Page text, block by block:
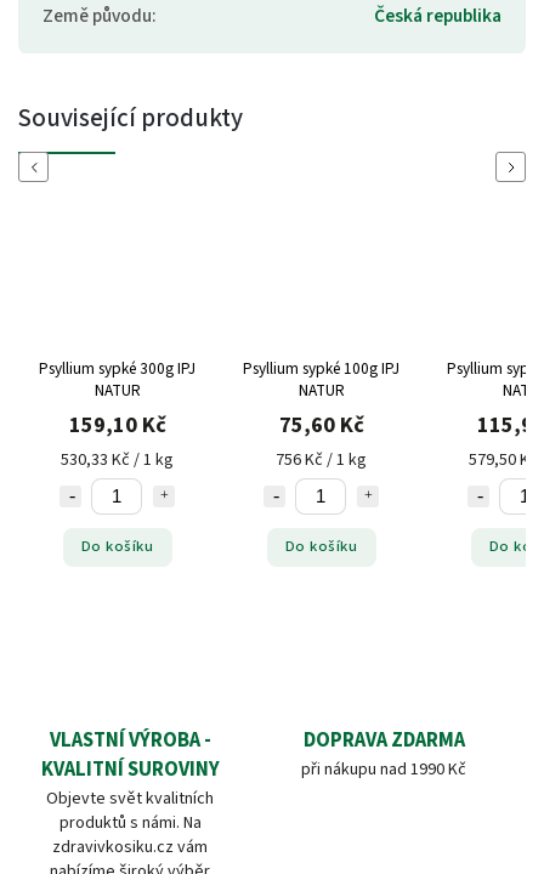
Země původu: Česká republika
Související produkty
Previous
Psyllium sypké 300g IPJ
NATUR
159,10 Kč
530,33 Kč / 1 kg
Do košíku
Psyllium sypké 100g IPJ
NATUR
75,60 Kč
756 Kč / 1 kg
Do košíku
Psyllium
579,50 Kč
Do
Next
VLASTNÍ VÝROBA -
KVALITNÍ SUROVINY
Objevte svět kvalitních
produktů s námi. Na
zdravivkosiku.cz vám
DOPRAVA ZDARMA
při nákupu nad 1990 Kč